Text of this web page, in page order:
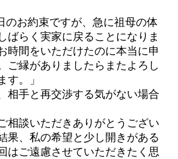
のお約束ですが、急に祖母の体
ばらく実家に戻ることになりま
時間をいただけたのに本当に申
ご縁がありましたらまたよろし
す。」
相手と再交渉する気がない場合
相談いただきありがとうござい
果、私の希望と少し開きがある
はご遠慮させていただきたく思